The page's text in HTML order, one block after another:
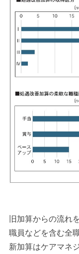
旧加算からの流れ
職員などを含む全
新加算はケアマネ